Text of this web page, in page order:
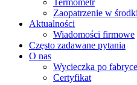
Termometr
Zaopatrzenie w
Aktualności
Wiadomości firmowe
Często zadawane pytania
O nas
Wycieczka po fabryce
Certyfikat